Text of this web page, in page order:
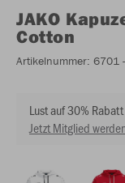
JAKO
Cotton
Artikelnummer: 6701
Lust auf 30%
Jetzt Mitglied